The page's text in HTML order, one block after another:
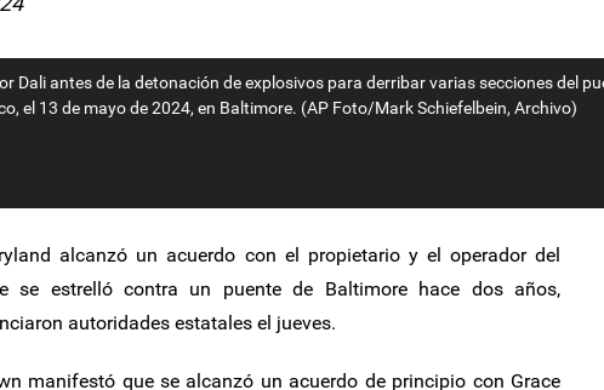
Dali antes de la detonación de explosivos para derribar varias secciones del
el 13 de mayo de 2024, en Baltimore. (AP Foto/Mark Schiefelbein, Archivo)
alcanzó un acuerdo con el propietario y el operador del
se estrelló contra un puente de Baltimore hace dos años,
autoridades estatales el jueves.
manifestó que se alcanzó un acuerdo de principio con Grace